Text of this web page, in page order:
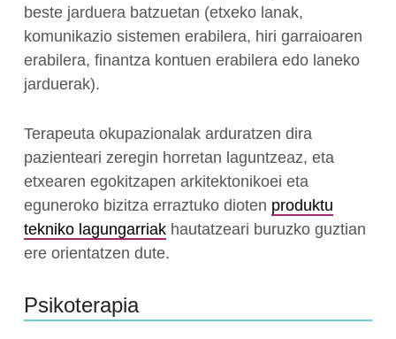
beste jarduera batzuetan (etxeko lanak,
komunikazio sistemen erabilera, hiri garraioaren
erabilera, finantza kontuen erabilera edo laneko
jarduerak).
Terapeuta okupazionalak arduratzen dira
pazienteari zeregin horretan laguntzeaz, eta
etxearen egokitzapen arkitektonikoei eta
eguneroko bizitza erraztuko dioten produktu
tekniko lagungarriakhautatzeari buruzko guztian
ere orientatzen dute.
Psikoterapia